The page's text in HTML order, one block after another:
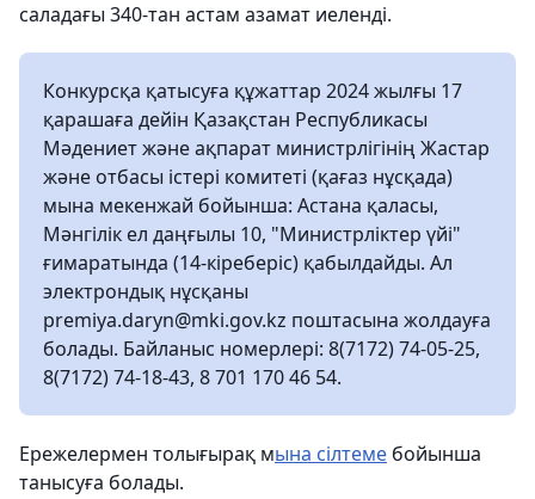
саладағы 340-тан астам азамат иеленді.
Конкурсқа қатысуға құжаттар 2024 жылғы 17
қарашаға дейін Қазақстан Республикасы
Мәдениет және ақпарат министрлігінің Жастар
және отбасы істері комитеті (қағаз нұсқада)
мына мекенжай бойынша: Астана қаласы,
Мәнгілік ел даңғылы 10, "Министрліктер үйі"
ғимаратында (14-кіреберіс) қабылдайды. Ал
электрондық нұсқаны
premiya.daryn@mki.gov.kz поштасына жолдауға
болады. Байланыс номерлері: 8(7172) 74-05-25,
8(7172) 74-18-43, 8 701 170 46 54.
Ережелермен толығырақ мына сілтеме бойынша
танысуға болады.